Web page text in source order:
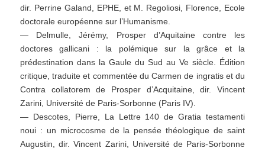
dir. Perrine Galand, EPHE, et M. Regoliosi, Florence, Ecole
doctorale européenne sur l’Humanisme.
— Delmulle, Jérémy, Prosper d’Aquitaine contre les
doctores gallicani : la polémique sur la grâce et la
prédestination dans la Gaule du Sud au Ve siècle. Édition
critique, traduite et commentée du Carmen de ingratis et du
Contra collatorem de Prosper d’Acquitaine, dir. Vincent
Zarini, Université de Paris-Sorbonne (Paris IV).
— Descotes, Pierre, La Lettre 140 de Gratia testamenti
noui : un microcosme de la pensée théologique de saint
Augustin, dir. Vincent Zarini, Université de Paris-Sorbonne